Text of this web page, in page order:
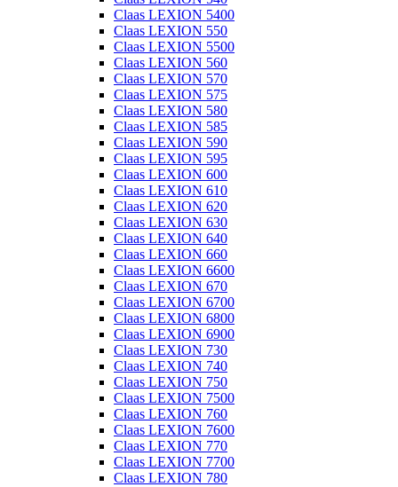
Claas LEXION 5400
Claas LEXION 550
Claas LEXION 5500
Claas LEXION 560
Claas LEXION 570
Claas LEXION 575
Claas LEXION 580
Claas LEXION 585
Claas LEXION 590
Claas LEXION 595
Claas LEXION 600
Claas LEXION 610
Claas LEXION 620
Claas LEXION 630
Claas LEXION 640
Claas LEXION 660
Claas LEXION 6600
Claas LEXION 670
Claas LEXION 6700
Claas LEXION 6800
Claas LEXION 6900
Claas LEXION 730
Claas LEXION 740
Claas LEXION 750
Claas LEXION 7500
Claas LEXION 760
Claas LEXION 7600
Claas LEXION 770
Claas LEXION 7700
Claas LEXION 780